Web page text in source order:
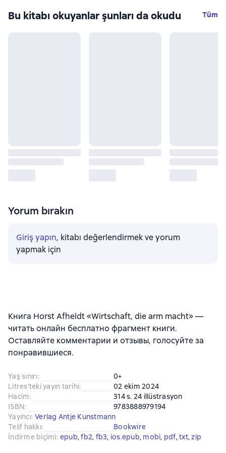
Bu kitabı okuyanlar şunları da okudu Tüm
Yorum bırakın
Giriş yapın, kitabı değerlendirmek ve yorum
yapmak için
Книга Horst Afheldt «Wirtschaft, die arm macht» —
читать онлайн бесплатно фрагмент книги.
Оставляйте комментарии и отзывы, голосуйте за
понравившиеся.
Yaş sınırı:
0+
Litres'teki yayın tarihi:
02 ekim 2024
Hacim:
314 s. 24 illüstrasyon
ISBN:
9783888979194
Yayıncı: Verlag Antje Kunstmann
Telif hakkı:
Bookwire
İndirme biçimi: epub, fb2, fb3, ios.epub, mobi, pdf, txt, zip